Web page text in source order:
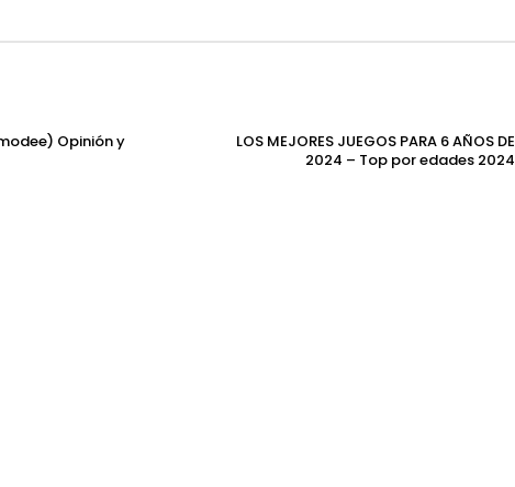
Opinión y
LOS MEJORES JUEGOS PARA 6 AÑOS DE
2024 – Top por edades 2024